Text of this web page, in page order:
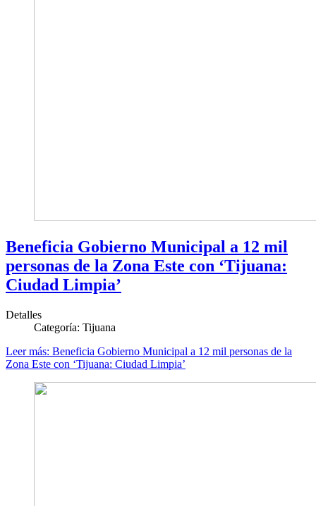
Beneficia Gobierno Municipal a 12 mil
personas de la Zona Este con ‘Tijuana:
Ciudad Limpia’
Detalles
Categoría: Tijuana
Leer más: Beneficia Gobierno Municipal a 12 mil personas de la
Zona Este con ‘Tijuana: Ciudad Limpia’